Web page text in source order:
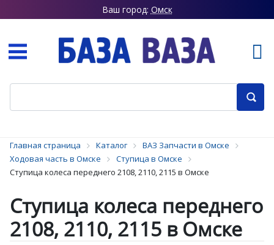
Ваш город: Омск
Главная страница Каталог
ВАЗ Запчасти в Омске
Ходовая часть в Омске
Ступица в Омске
Ступица колеса переднего 2108, 2110, 2115 в Омске
Ступица колеса переднего
2108, 2110, 2115 в Омске